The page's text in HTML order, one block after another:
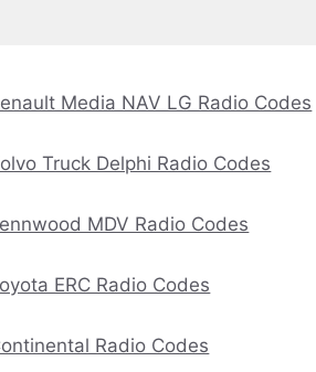
Media NAV LG Radio Codes
Truck Delphi Radio Codes
MDV Radio Codes
ERC Radio Codes
Radio Codes